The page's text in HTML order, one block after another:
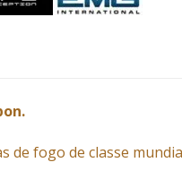
de fogo de classe